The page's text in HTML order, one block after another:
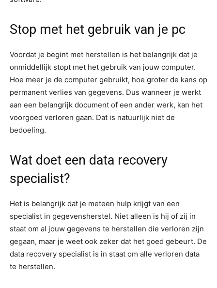
Stop met het gebruik van je pc
Voordat je begint met herstellen is het belangrijk dat je
onmiddellijk stopt met het gebruik van jouw computer.
Hoe meer je de computer gebruikt, hoe groter de kans op
permanent verlies van gegevens. Dus wanneer je werkt
aan een belangrijk document of een ander werk, kan het
voorgoed verloren gaan. Dat is natuurlijk niet de
bedoeling.
Wat doet een data recovery
specialist?
Het is belangrijk dat je meteen hulp krijgt van een
specialist in gegevensherstel. Niet alleen is hij of zij in
staat om al jouw gegevens te herstellen die verloren zijn
gegaan, maar je weet ook zeker dat het goed gebeurt. De
data recovery specialist is in staat om alle verloren data
te herstellen.